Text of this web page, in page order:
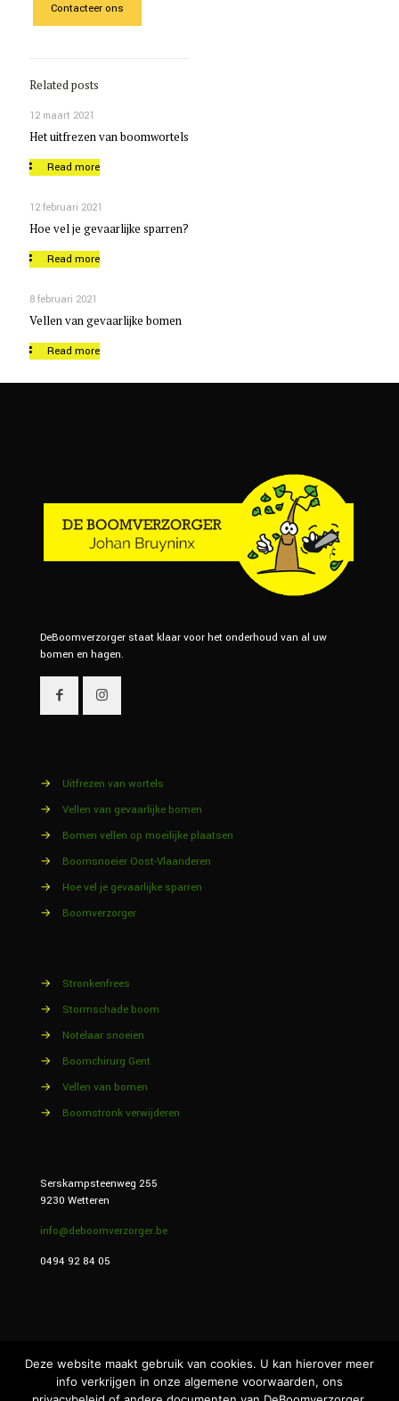
Contacteer ons
Related posts
12 maart 2021
Het uitfrezen van boomwortels
Read more
12 februari 2021
Hoe vel je gevaarlijke sparren?
Read more
8 februari 2021
Vellen van gevaarlijke bomen
Read more
DeBoomverzorger staat klaar voor het onderhoud van al uw
bomen en hagen.
→
Uitfrezen van wortels
→
Vellen van gevaarlijke bomen
→
Bomen vellen op moeilijke plaatsen
→
Boomsnoeier Oost-Vlaanderen
→
Hoe vel je gevaarlijke sparren
→
Boomverzorger
→
Stronkenfrees
→
Stormschade boom
→
Notelaar snoeien
→
Boomchirurg Gent
→
Vellen van bomen
→
Boomstronk verwijderen
Serskampsteenweg 255
9230 Wetteren
info@deboomverzorger.be
0494 92 84 05
Deze website maakt gebruik van cookies. U kan hierover meer
info verkrijgen in onze algemene voorwaarden, ons